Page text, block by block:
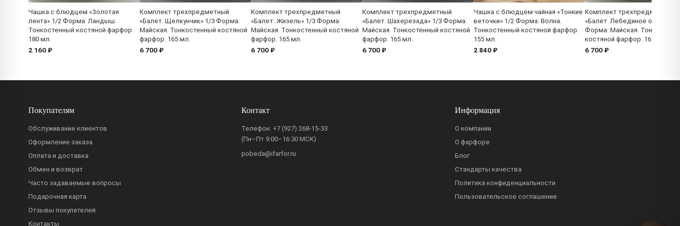
Чашка с блюдцем «Золотая
лента» 1/2 Форма: Ландыш.
Тонкостенный костяной фарфор.
180 мл.
2 160 ₽
Комплект трехпредметный
«Балет. Щелкунчик» 1/3 Форма:
Майская. Тонкостенный костяной
фарфор. 165 мл.
6 700 ₽
Комплект трехпредметный
«Балет. Жизель» 1/3 Форма:
Майская. Тонкостенный костяной
фарфор. 165 мл.
6 700 ₽
Комплект трехпредметный
«Балет. Шахерезада» 1/3 Форма:
Майская. Тонкостенный костяной
фарфор. 165 мл.
6 700 ₽
Чашка с блюдцем чайная «Тонкие
веточки» 1/2 Форма: Волна.
Тонкостенный костяной фарфор.
155 мл.
2 840 ₽
Комплект трехпредметный
«Балет. Лебединое озеро» 1/
Форма: Майская.
костяной фарфор. 165 мл.
6 700 ₽
Покупателям
Обслуживание клиентов
Оформление заказа
Оплата и доставка
Обмен и возврат
Часто задаваемые вопросы
Подарочная карта
Отзывы покупателей
Контакты
Контакт
Телефон: +7 (927) 268-15-33
(Пн–Пт 9:00–16:30 МСК)
pobeda@ifarfor.ru
Информация
О компании
О фарфоре
Блог
Стандарты качества
Политика конфиденциальности
Пользовательское соглашение